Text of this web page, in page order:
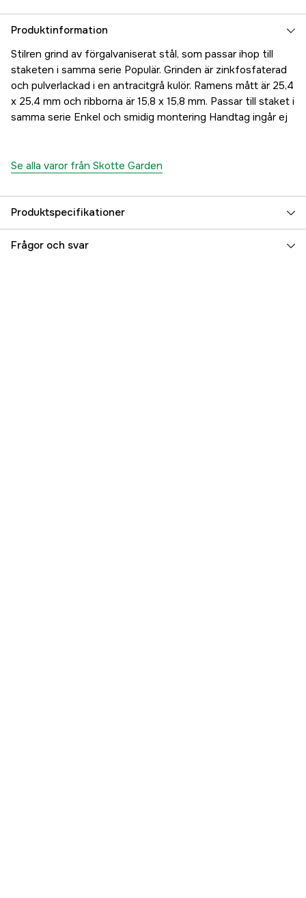
Produktinformation
Stilren grind av förgalvaniserat stål, som passar ihop till
staketen i samma serie Populär. Grinden är zinkfosfaterad
och pulverlackad i en antracitgrå kulör. Ramens mått är 25,4
x 25,4 mm och ribborna är 15,8 x 15,8 mm. Passar till staket i
samma serie Enkel och smidig montering Handtag ingår ej
Se alla varor från Skotte Garden
Produktspecifikationer
Serie Populär
Frågor och svar